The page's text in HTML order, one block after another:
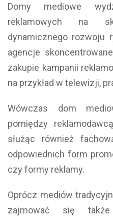
Domy mediowe
reklamowych na
dynamicznego rozwoju
agencje
zakupie kampanii
na przykład w telewizji,
Wówczas dom
pomiędzy
służąc również
odpowiednich form
czy formy reklamy.
Oprócz mediów
zajmować się także